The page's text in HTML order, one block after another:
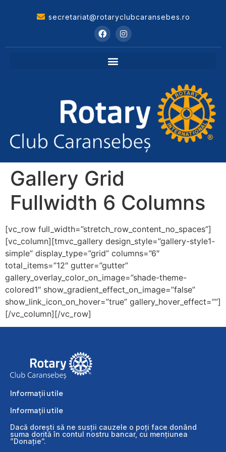
secretariat@rotaryclubcaransebes.ro
Gallery Grid
Fullwidth 6 Columns
[vc_row full_width=”stretch_row_content_no_spaces”]
[vc_column][tmvc_gallery design_style=”gallery-style1-
simple” display_type=”grid” columns=”6″
total_items=”12″ gutter=”gutter”
gallery_overlay_color_on_image=”shade-theme-
colored1″ show_gradient_effect_on_image=”false”
show_link_icon_on_hover=”true” gallery_hover_effect=””]
[/vc_column][/vc_row]
Informații utile
Informații utile
Dacă dorești să ne susții cauzele o poți face donând
suma dorită în contul nostru bancar, cu mențiunea
”Donație”.